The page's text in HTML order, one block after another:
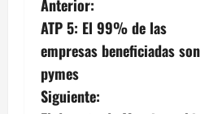
N
a
v
Anterior:
ATP 5: El 99% de las
empresas beneficiadas son
pymes
Siguiente: